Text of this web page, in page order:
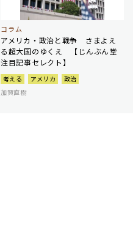
コラム
アメリカ・政治と戦争 さまよえ
る超大国のゆくえ 【じんぶん堂
注目記事セレクト】
考える アメリカ
政治
加賀直樹